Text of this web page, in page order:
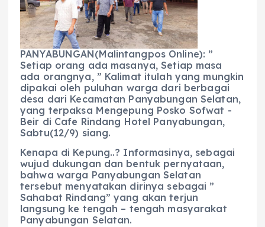
o
o
k
p
p
a
m
g
er
PANYABUNGAN(Malintangpos Online): ”
Setiap orang ada masanya, Setiap masa
ada orangnya, ” Kalimat itulah yang mungkin
dipakai oleh puluhan warga dari berbagai
desa dari Kecamatan Panyabungan Selatan,
yang terpaksa Mengepung Posko Sofwat -
Beir di Cafe Rindang Hotel Panyabungan,
Sabtu(12/9) siang.
Kenapa di Kepung..? Informasinya, sebagai
wujud dukungan dan bentuk pernyataan,
bahwa warga Panyabungan Selatan
tersebut menyatakan dirinya sebagai ”
Sahabat Rindang” yang akan terjun
langsung ke tengah – tengah masyarakat
Panyabungan Selatan.